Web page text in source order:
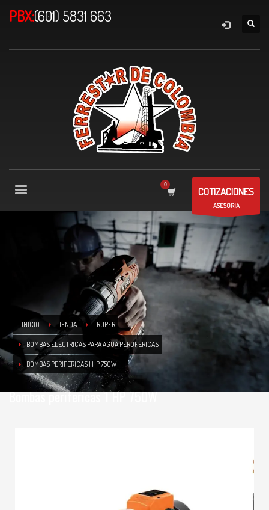
PBX:(601) 5831 663
COTIZACIONES
ASESORIA
INICIO TIENDA TRUPER
BOMBAS ELECTRICAS PARA AGUA PEROFERICAS
BOMBAS PERIFERICAS 1 HP 750W
Bombas perifericas 1 HP 750W